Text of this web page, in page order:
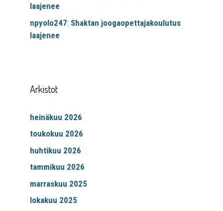
laajenee
npyolo247: Shaktan joogaopettajakoulutus
laajenee
Arkistot
heinäkuu 2026
toukokuu 2026
huhtikuu 2026
tammikuu 2026
marraskuu 2025
lokakuu 2025